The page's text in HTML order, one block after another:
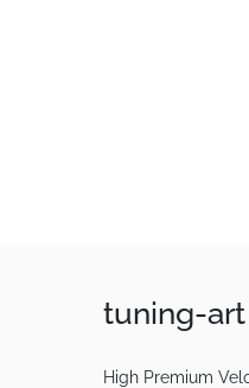
tuning-art
High Premium